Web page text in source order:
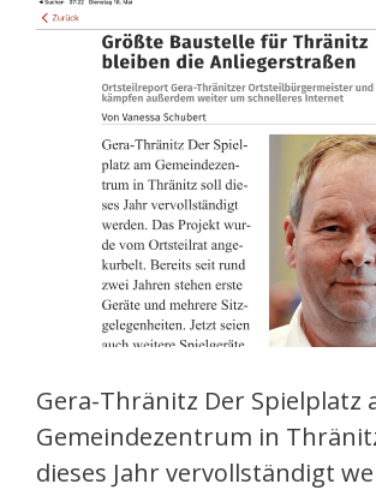
Gera-Thränitz Der Spielplatz
Gemeindezentrum in
dieses Jahr vervollständigt